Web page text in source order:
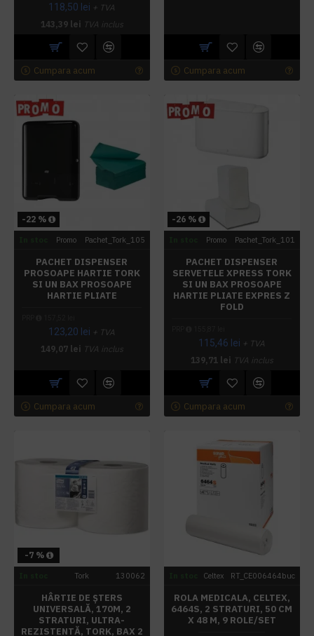
118,50 lei + TVA
143,39 lei TVA inclus
Cumpara acum Cumpara acum
-22 %
Promo Pachet_Tork_105
PACHET DISPENSER
PROSOAPE HARTIE TORK
SI UN BAX PROSOAPE
HARTIE PLIATE
123,20 lei + TVA
149,07 lei TVA inclus
Cumpara acum
-26 %
Promo Pachet_Tork_101
PACHET DISPENSER
SERVETELE XPRESS TORK
SI UN BAX PROSOAPE
HARTIE PLIATE EXPRES Z
FOLD
115,46 lei + TVA
139,71 lei TVA inclus
Cumpara acum
-7 %
Tork 130062
HÂRTIE DE ȘTERS
UNIVERSALĂ, 170M, 2
STRATURI, ULTRA-
REZISTENTĂ, TORK, BAX 2
Celtex RT_CE006464buc
ROLA MEDICALA, CELTEX,
6464S, 2 STRATURI, 50 CM
X 48 M, 9 ROLE/SET